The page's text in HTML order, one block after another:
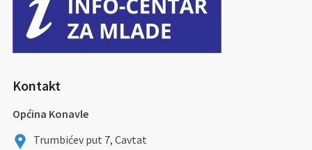
Kontakt
Općina Konavle
Trumbićev put 7, Cavtat